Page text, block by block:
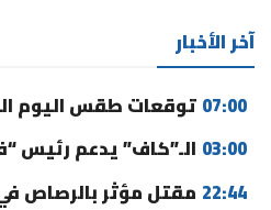
آخر الأخبار
07:00 توقعات طقس اليوم
03:00 الـ”كاف” يدعم رئيس
22:44 مقتل مؤثر بالرصاص